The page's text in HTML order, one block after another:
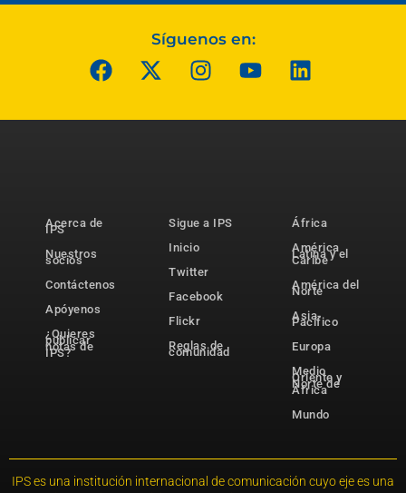
Síguenos en:
Acerca de
IPS
Nuestros
socios
Contáctenos
Apóyenos
¿Quieres
publicar
notas de
IPS?
Sigue a IPS
Inicio
Twitter
Facebook
Flickr
Reglas de
comunidad
África
América
Latina y el
Caribe
América del
Norte
Asia-
Pacífico
Europa
Medio
Oriente y
Norte de
África
Mundo
IPS es una institución internacional de comunicación cuyo eje es una